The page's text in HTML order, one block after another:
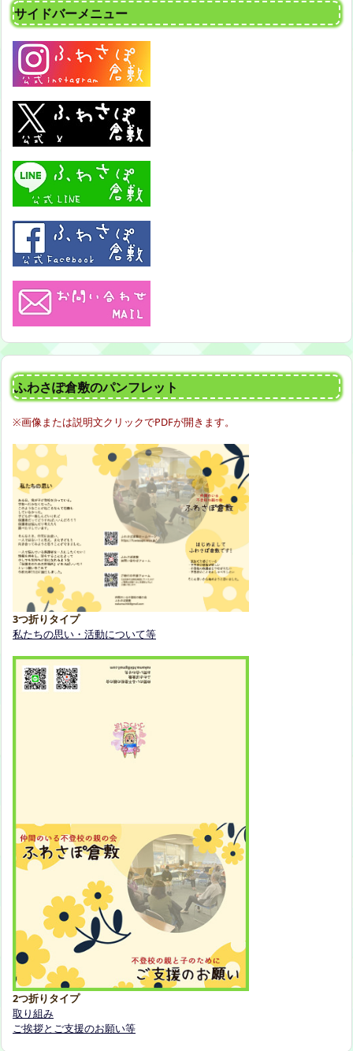
サイドバーメニュー
ふわさぽ倉敷のパンフレット
※画像または説明文クリックでPDFが開きます。
3つ折りタイプ
私たちの思い・活動について等
2つ折りタイプ
取り組み
ご挨拶とご支援のお願い等